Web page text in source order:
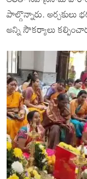
పాల్గొన్నారు. అర్చకులు
అన్ని సౌకర్యాలు